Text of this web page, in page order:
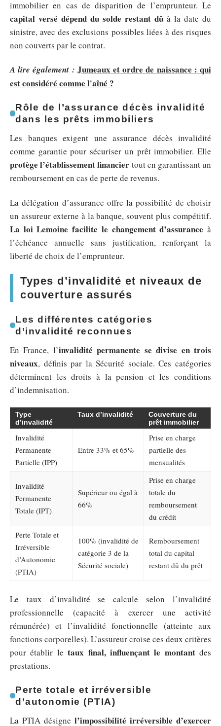
immobilier en cas de disparition de l’emprunteur. Le
capital versé dépend du solde restant dû à la date du
sinistre, avec des exclusions possibles liées à des risques
non couverts par le contrat.
A lire également : Jumeaux et ordre de naissance : qui
est considéré comme l'aîné ?
Rôle de l’assurance décès invalidité
dans les prêts immobiliers
Les banques exigent une assurance décès invalidité
comme garantie pour sécuriser un prêt immobilier. Elle
protège l’établissement financier tout en garantissant un
remboursement en cas de perte de revenus.
La délégation d’assurance offre la possibilité de choisir
un assureur externe à la banque, souvent plus compétitif.
La loi Lemoine facilite le changement d’assurance à
l’échéance annuelle sans justification, renforçant la
liberté de choix de l’emprunteur.
Types d’invalidité et niveaux de
couverture assurés
Les différentes catégories
d’invalidité reconnues
En France, l’invalidité permanente se divise en trois
niveaux, définis par la Sécurité sociale. Ces catégories
déterminent les droits à la pension et les conditions
d’indemnisation.
Type
d’invalidité
Taux d’invalidité
Couverture du
prêt immobilier
Invalidité
Permanente
Partielle (IPP)
Entre 33% et 65%
Prise en charge
partielle des
mensualités
Invalidité
Permanente
Totale (IPT)
Supérieur ou égal à
66%
Prise en charge
totale du
remboursement
du crédit
Perte Totale et
Irréversible
d’Autonomie
(PTIA)
100% (invalidité de
catégorie 3 de la
Sécurité sociale)
Remboursement
total du capital
restant dû du prêt
Le taux d’invalidité se calcule selon l’invalidité
professionnelle (capacité à exercer une activité
rémunérée) et l’invalidité fonctionnelle (atteinte aux
fonctions corporelles). L’assureur croise ces deux critères
pour établir letaux final, influençant le montantdes
prestations.
Perte totale et irréversible
d’autonomie (PTIA)
La PTIA désigne l’impossibilité irréversible d’exercer